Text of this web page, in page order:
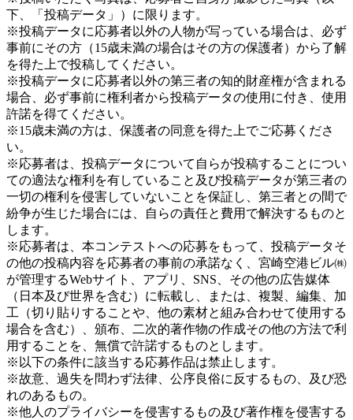
下、「投稿データ」）に限ります。
※投稿データに応募者以外の人物が写っている場合は、必ず
事前にその方（15歳未満の場合はその方の保護者）から了解
を得た上で投稿してください。
※投稿データに応募者以外の第三者の知的財産権が含まれる
場合、必ず事前に権利者から投稿データの使用に付き、使用
許諾を得てください。
※15歳未満の方は、保護者の同意を得た上でご応募くださ
い。
※応募者は、投稿データについて自らが投稿することについ
ての適法な権利を有していること及び投稿データが第三者の
一切の権利を侵害していないことを保証し、第三者との間で
紛争が生じた場合には、自らの責任と費用で解決するものと
します。
※応募者は、本コンテストへの応募をもって、投稿データそ
の他の投稿内容を応募者の事前の承諾なく、宮崎空港ビル㈱
が管理するWebサイト、アプリ、SNS、その他の広告媒体
（日本及び世界を含む）に転載し、または、複製、編集、加
工（切り貼りすることや、他の素材と組み合わせて使用する
場合を含む）、頒布、二次的著作物の作成その他の方法で利
用することを、無償で許諾するものとします。
※以下の条件に該当する応募作品は禁止します。
※故意、過失を問わず法律、公序良俗に反するもの、及び恐
れのあるもの。
※他人のプライバシーを侵害するもの及び著作権を侵害する